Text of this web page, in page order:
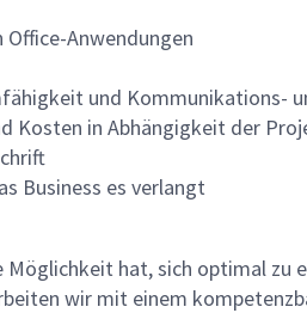
Anwendungen
und Kommunikations-
Kosten in Abhängigkeit der
Business es verlangt
Möglichkeit hat, sich optimal zu
wir mit einem